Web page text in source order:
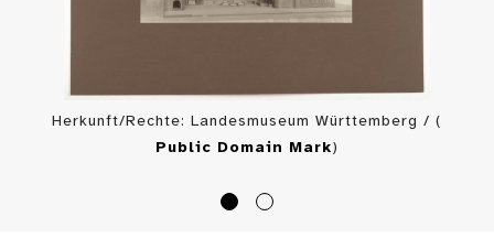
Herkunft/Rechte: Landesmuseum Württemberg / (
Public Domain Mark)